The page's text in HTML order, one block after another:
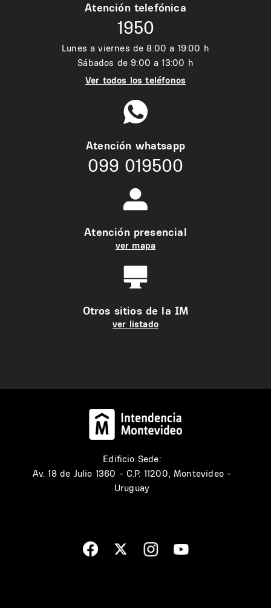
Atención telefónica
1950
Lunes a viernes de 8:00 a 19:00 h
Sábados de 9:00 a 13:00 h
Ver todos los teléfonos
Atención whatsapp
099 019500
Atención presencial
ver mapa
Otros sitios de la IM
ver listado
Edificio Sede:
Av. 18 de Julio 1360 - C.P. 11200, Montevideo -
Uruguay